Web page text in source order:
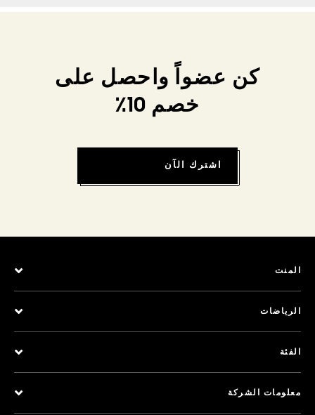
كن عضواً واحصل على
خصم 10٪
اشترك الآن
المنت
الرياضات
الفئة
معلومات الشركة